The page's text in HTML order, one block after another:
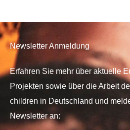
Newsletter Anmeldung
Erfahren Sie mehr über aktuelle
Projekten sowie über die Arbeit
children in Deutschland und
Newsletter an: